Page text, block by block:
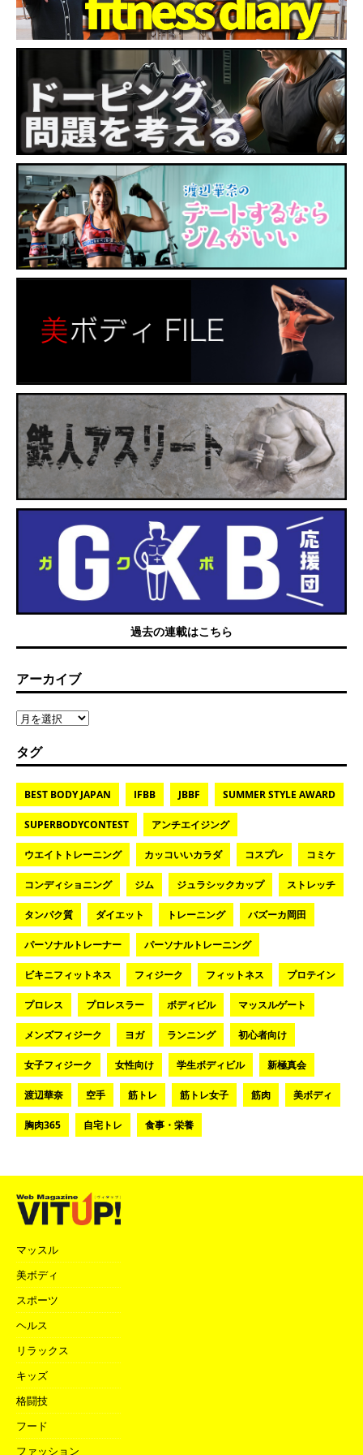
過去の連載はこちら
アーカイブ
タグ
BEST BODY JAPAN IFBB JBBF SUMMER STYLE AWARD
SUPERBODYCONTEST アンチエイジング
ウエイトトレーニング カッコいいカラダ コスプレ コミケ
コンディショニング ジム ジュラシックカップ ストレッチ
タンパク質 ダイエット トレーニング バズーカ岡田
パーソナルトレーナー パーソナルトレーニング
ビキニフィットネス フィジーク フィットネス プロテイン
プロレス プロレスラー ボディビル マッスルゲート
メンズフィジーク ヨガ ランニング 初心者向け
女子フィジーク 女性向け 学生ボディビル 新極真会
渡辺華奈 空手 筋トレ 筋トレ女子 筋肉 美ボディ
胸肉365 自宅トレ 食事・栄養
マッスル
美ボディ
スポーツ
ヘルス
リラックス
キッズ
格闘技
フード
ファッション